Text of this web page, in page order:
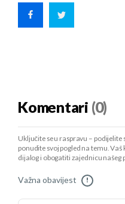
Komentari (0)
Uključite se u raspravu –
ponudite svoj pogled na temu.
dijalog i obogatiti zajednicu našeg
Važna obavijest !